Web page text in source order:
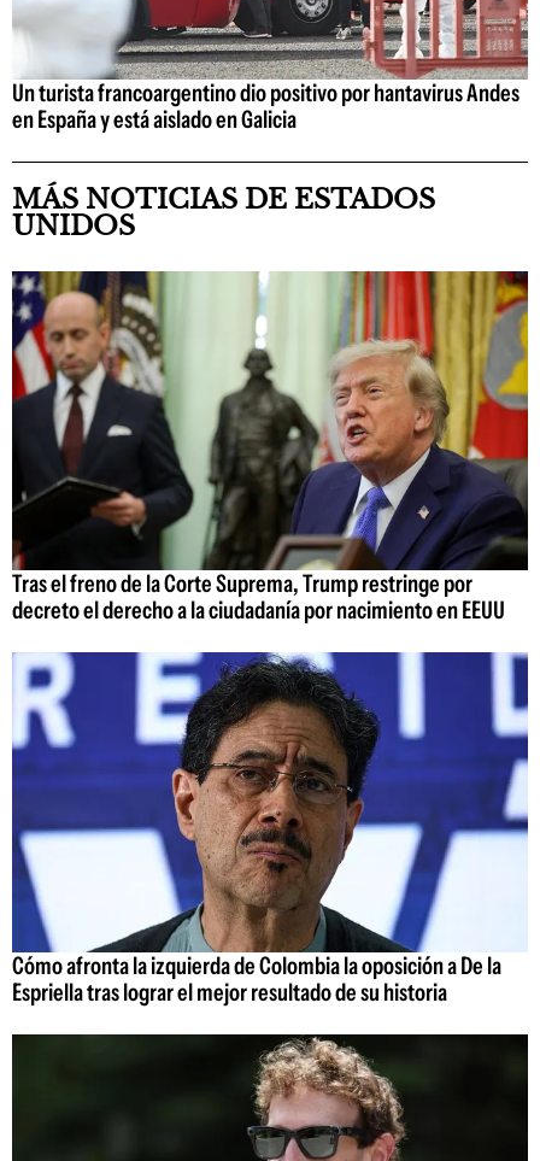
Un turista francoargentino dio positivo por hantavirus Andes
en España y está aislado en Galicia
MÁS NOTICIAS DE ESTADOS
UNIDOS
Tras el freno de la Corte Suprema, Trump restringe por
decreto el derecho a la ciudadanía por nacimiento en EEUU
Cómo afronta la izquierda de Colombia la oposición a De la
Espriella tras lograr el mejor resultado de su historia